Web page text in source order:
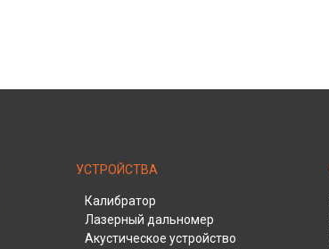
УСТРОЙСТВА
Калибратор
Лазерный дальномер
Акустическое устройство